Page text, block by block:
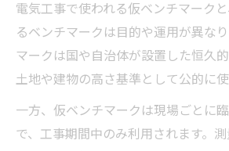
電気工事で使われる仮ベンチマーク
るベンチマークは目的や運用が異な
マークは国や自治体が設置した恒久的
土地や建物の高さ基準として公的に使
一方、仮ベンチマークは現場ごとに
で、工事期間中のみ利用されます。